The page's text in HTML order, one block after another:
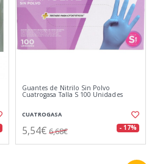
Guantes de Nitrilo Sin Polvo
Cuatrogasa Talla S 100 Unidades
CUATROGASA
5,54€ 6,68€ - 17%